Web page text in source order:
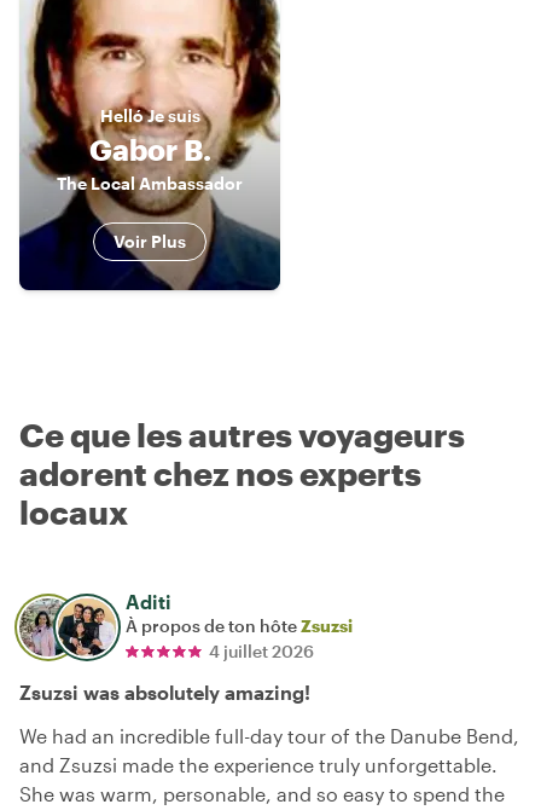
HellóJe suis
Gabor B.
The Local Ambassador
Voir Plus
Ce que les autres voyageurs
adorent chez nos experts
locaux
Aditi
À propos de ton hôteZsuzsi
4 juillet 2026
Zsuzsi was absolutely amazing!
We had an incredible full-day tour of the Danube Bend,
and Zsuzsi made the experience truly unforgettable.
She was warm, personable, and so easy to spend the